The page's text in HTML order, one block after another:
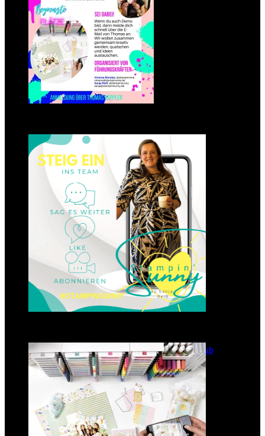
Einsteigen 2025 im Team
Stampin‘ Sunny
23. Januar 2025
GANZ NEU: Scrapbooking Club
2025
21. Januar 2025